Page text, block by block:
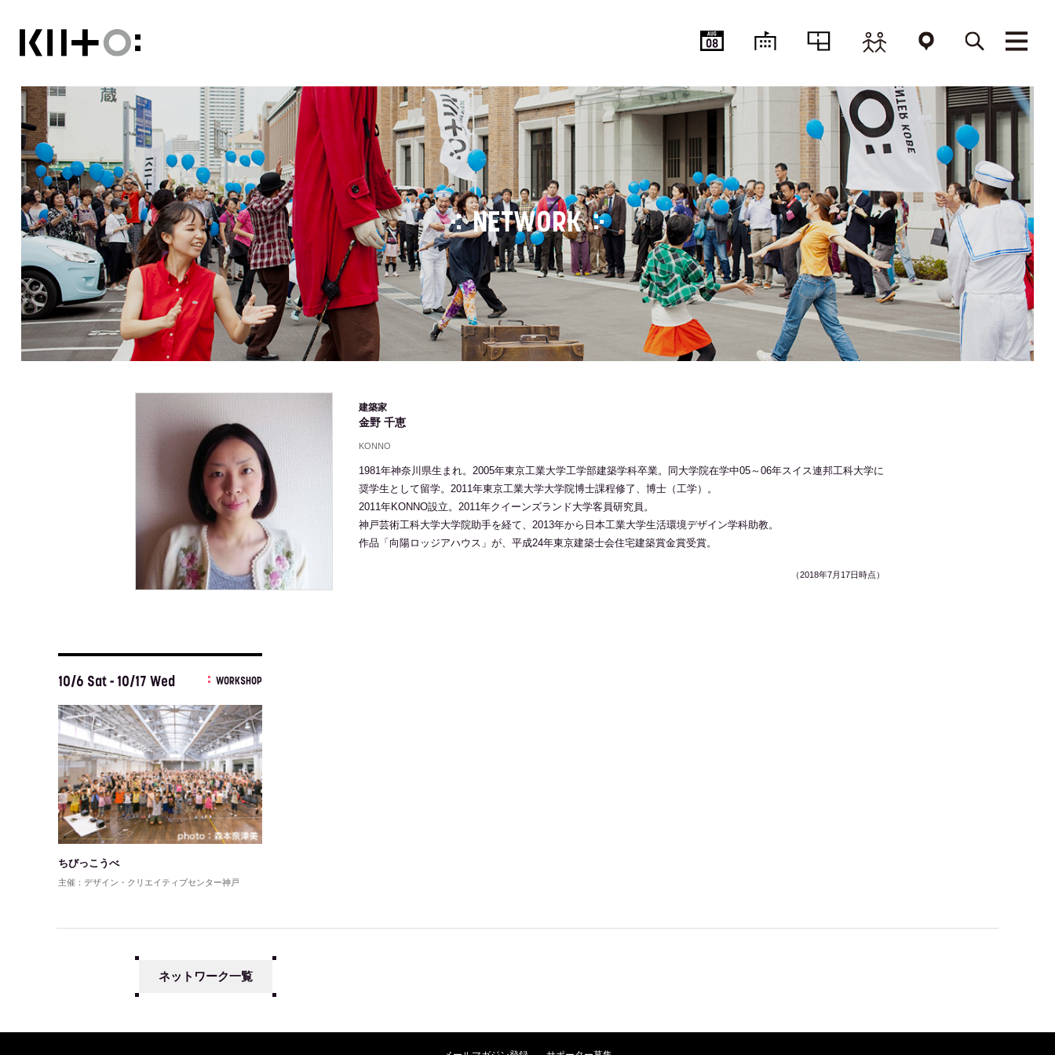
AUG
08
NETWORK
建築家
金野 千恵
KONNO
1981年神奈川県生まれ。2005年東京工業大学工学部建築学科卒業。同大学院在学中05～06年スイス連邦工科大学に
奨学生として留学。2011年東京工業大学大学院博士課程修了、博士（工学）。
2011年KONNO設立。2011年クイーンズランド大学客員研究員。
神戸芸術工科大学大学院助手を経て、2013年から日本工業大学生活環境デザイン学科助教。
作品「向陽ロッジアハウス」が、平成24年東京建築士会住宅建築賞金賞受賞。
（2018年7月17日時点）
10/6 Sat - 10/17 Wed WORKSHOP
ちびっこうべ
主催：デザイン・クリエイティブセンター神戸
ネットワーク一覧